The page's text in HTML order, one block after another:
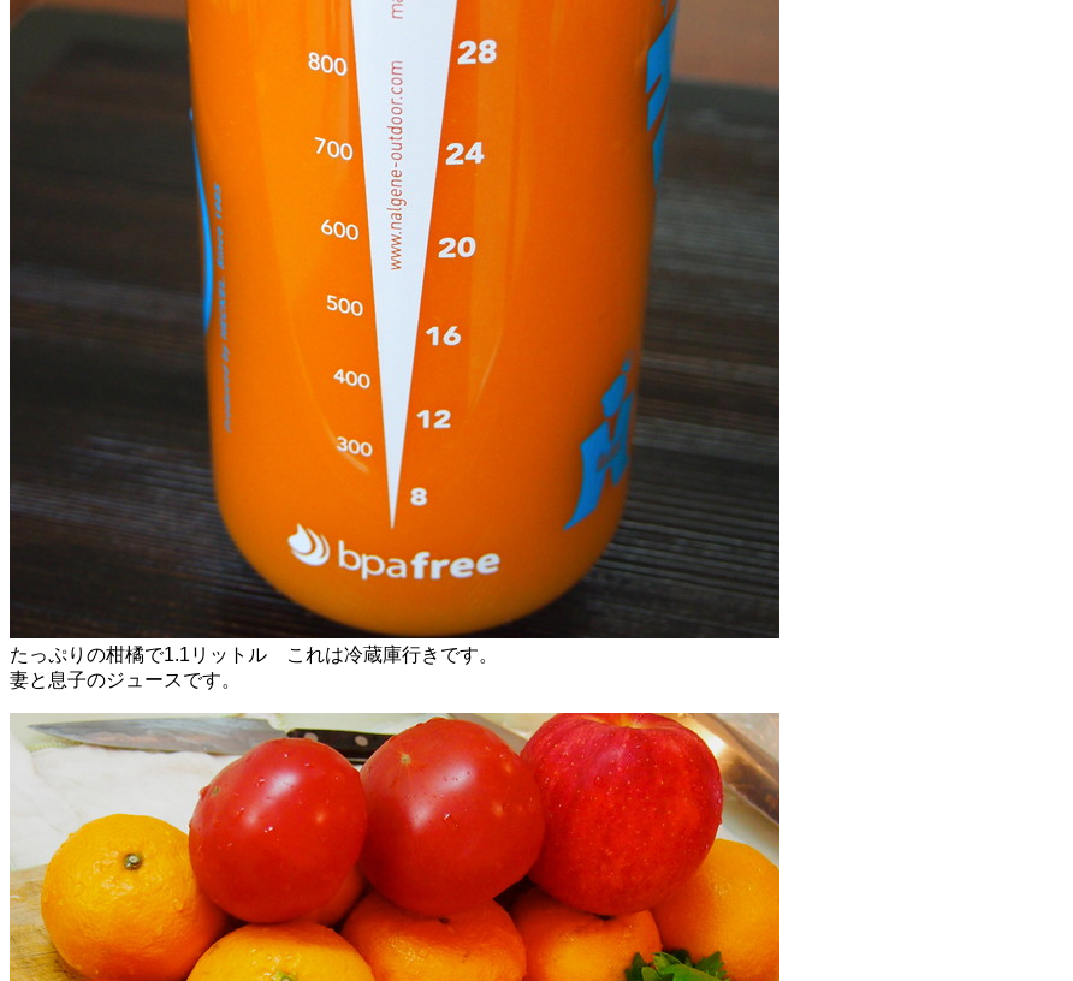
たっぷりの柑橘で1.1リットル これは冷蔵庫行きです。
妻と息子のジュースです。